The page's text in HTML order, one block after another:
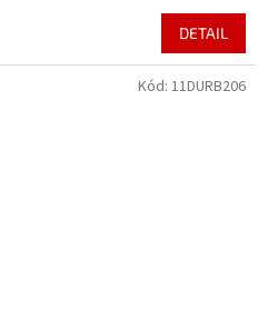
DETAIL
Kód: 11DURB206